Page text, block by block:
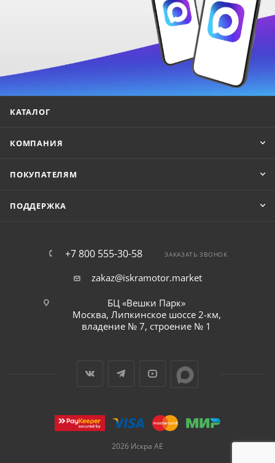
КАТАЛОГ
КОМПАНИЯ
ПОКУПАТЕЛЯМ
ПОДДЕРЖКА
+7 800 555-30-58 ЗАКАЗАТЬ ЗВОНОК
zakaz@iskramotor.market
БЦ «Вешки Парк»
Москва, Липкинское шоссе 2-км,
владение № 7, строение № 1
2026 Искра АЕ